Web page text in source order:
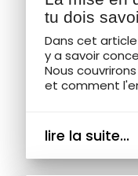
tu dois
Dans cet
y a savoir
Nous
et comment
lire la suite...